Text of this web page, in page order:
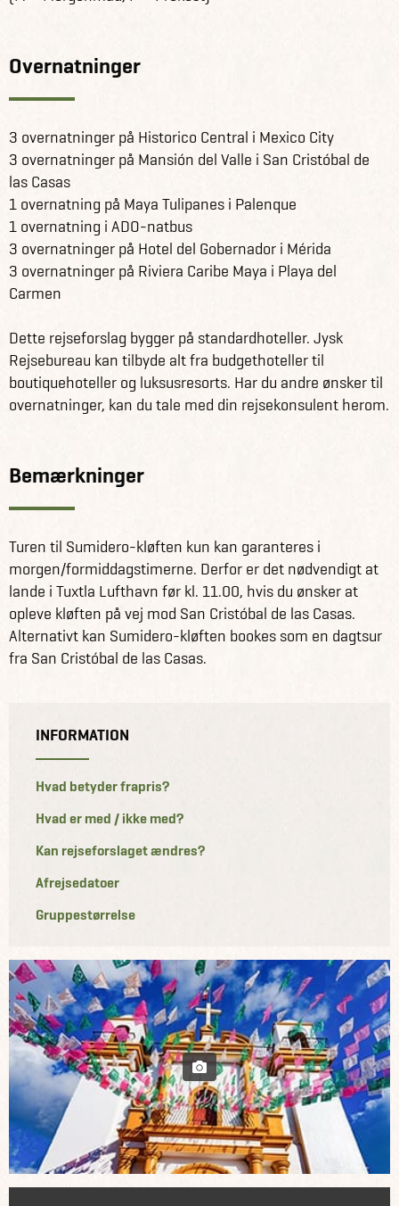
Overnatninger
3 overnatninger på Historico Central i Mexico City
3 overnatninger på Mansión del Valle i San Cristóbal de
las Casas
1 overnatning på Maya Tulipanes i Palenque
1 overnatning i ADO-natbus
3 overnatninger på Hotel del Gobernador i Mérida
3 overnatninger på Riviera Caribe Maya i Playa del
Carmen
Dette rejseforslag bygger på standardhoteller. Jysk
Rejsebureau kan tilbyde alt fra budgethoteller til
boutiquehoteller og luksusresorts. Har du andre ønsker til
overnatninger, kan du tale med din rejsekonsulent herom.
Bemærkninger
Turen til Sumidero-kløften kun kan garanteres i
morgen/formiddagstimerne. Derfor er det nødvendigt at
lande i Tuxtla Lufthavn før kl. 11.00, hvis du ønsker at
opleve kløften på vej mod San Cristóbal de las Casas.
Alternativt kan Sumidero-kløften bookes som en dagtsur
fra San Cristóbal de las Casas.
INFORMATION
Hvad betyder frapris?
Hvad er med / ikke med?
Kan rejseforslaget ændres?
Afrejsedatoer
Gruppestørrelse